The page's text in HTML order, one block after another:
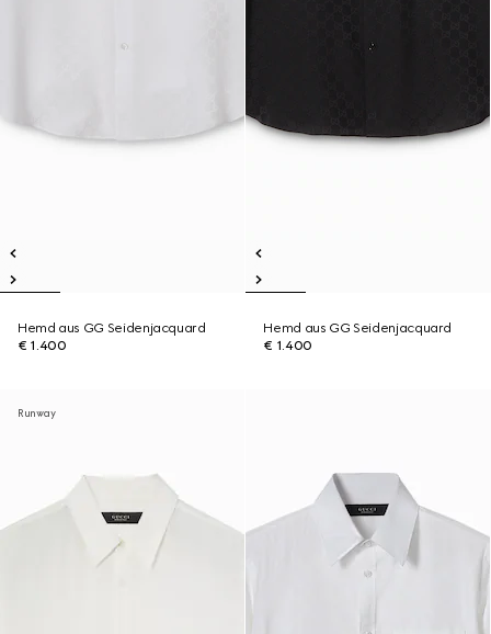
Hemd aus GG Seidenjacquard
€ 1.400
Hemd aus GG Seidenjacquard
€ 1.400
Runway